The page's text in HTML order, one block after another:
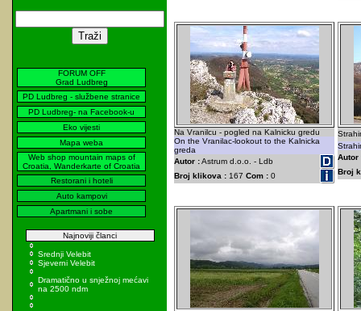
FORUM OFF
Grad Ludbreg
PD Ludbreg - službene stranice
PD Ludbreg- na Facebook-u
Eko vijesti
Mapa weba
Web shop mountain maps of
Croatia, Wanderkarte of Croatia
Restorani i hoteli
Auto kampovi
Apartmani i sobe
Najnoviji članci
Srednji Velebit
Sjeverni Velebit
Dramatično u snježnoj mećavi
na 2500 ndm
Na Vranilcu - pogled na Kalnicku gredu
On the Vranilac-lookout to the Kalnicka
greda
Autor :Astrum d.o.o. - Ldb
Broj klikova : 167 Com : 0
Autor
Broj